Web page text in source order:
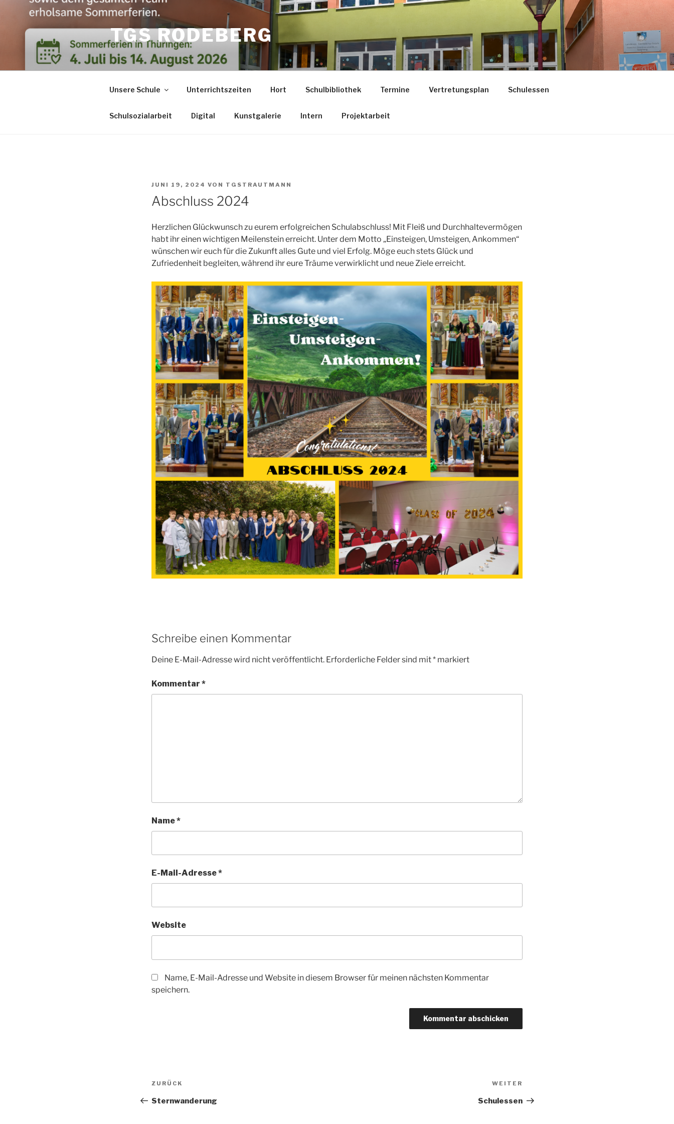
springen
TGS RODEBERG
Unsere Schule Unterrichtszeiten Hort Schulbibliothek Termine Vertretungsplan Schulessen
Schulsozialarbeit Digital Kunstgalerie Intern Projektarbeit
VERÖFFENTLICHT
AM
JUNI 19, 2024 VON TGSTRAUTMANN
Abschluss 2024
Herzlichen Glückwunsch zu eurem erfolgreichen Schulabschluss! Mit Fleiß und Durchhaltevermögen
habt ihr einen wichtigen Meilenstein erreicht. Unter dem Motto „Einsteigen, Umsteigen, Ankommen“
wünschen wir euch für die Zukunft alles Gute und viel Erfolg. Möge euch stets Glück und
Zufriedenheit begleiten, während ihr eure Träume verwirklicht und neue Ziele erreicht.
Schreibe einen Kommentar
Deine E-Mail-Adresse wird nicht veröffentlicht. Erforderliche Felder sind mit* markiert
Kommentar *
Name*
E-Mail-Adresse*
Website
Name, E-Mail-Adresse und Website in diesem Browser für meinen nächsten Kommentar
speichern.
Beitragsnavigation
Vorheriger
ZURÜCK
Sternwanderung
WEITER
Schulessen